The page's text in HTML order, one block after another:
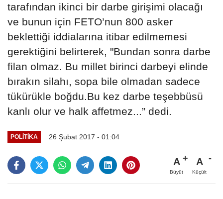
tarafından ikinci bir darbe girişimi olacağı
ve bunun için FETO’nun 800 asker
beklettiği iddialarına itibar edilmemesi
gerektiğini belirterek, "Bundan sonra darbe
filan olmaz. Bu millet birinci darbeyi elinde
bırakın silahı, sopa bile olmadan sadece
tükürükle boğdu.Bu kez darbe teşebbüsü
kanlı olur ve halk affetmez...” dedi.
POLITIKA 26 Şubat 2017 - 01:04
A
Büyüt
A
Küçült